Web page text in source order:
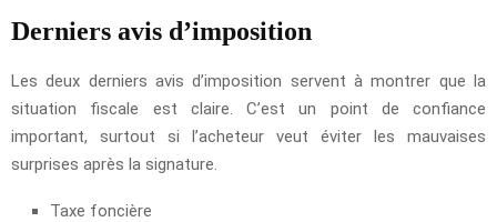
Derniers avis d’imposition
Les deux derniers avis d’imposition servent à montrer que la
situation fiscale est claire. C’est un point de confiance
important, surtout si l’acheteur veut éviter les mauvaises
surprises après la signature.
Taxe foncière